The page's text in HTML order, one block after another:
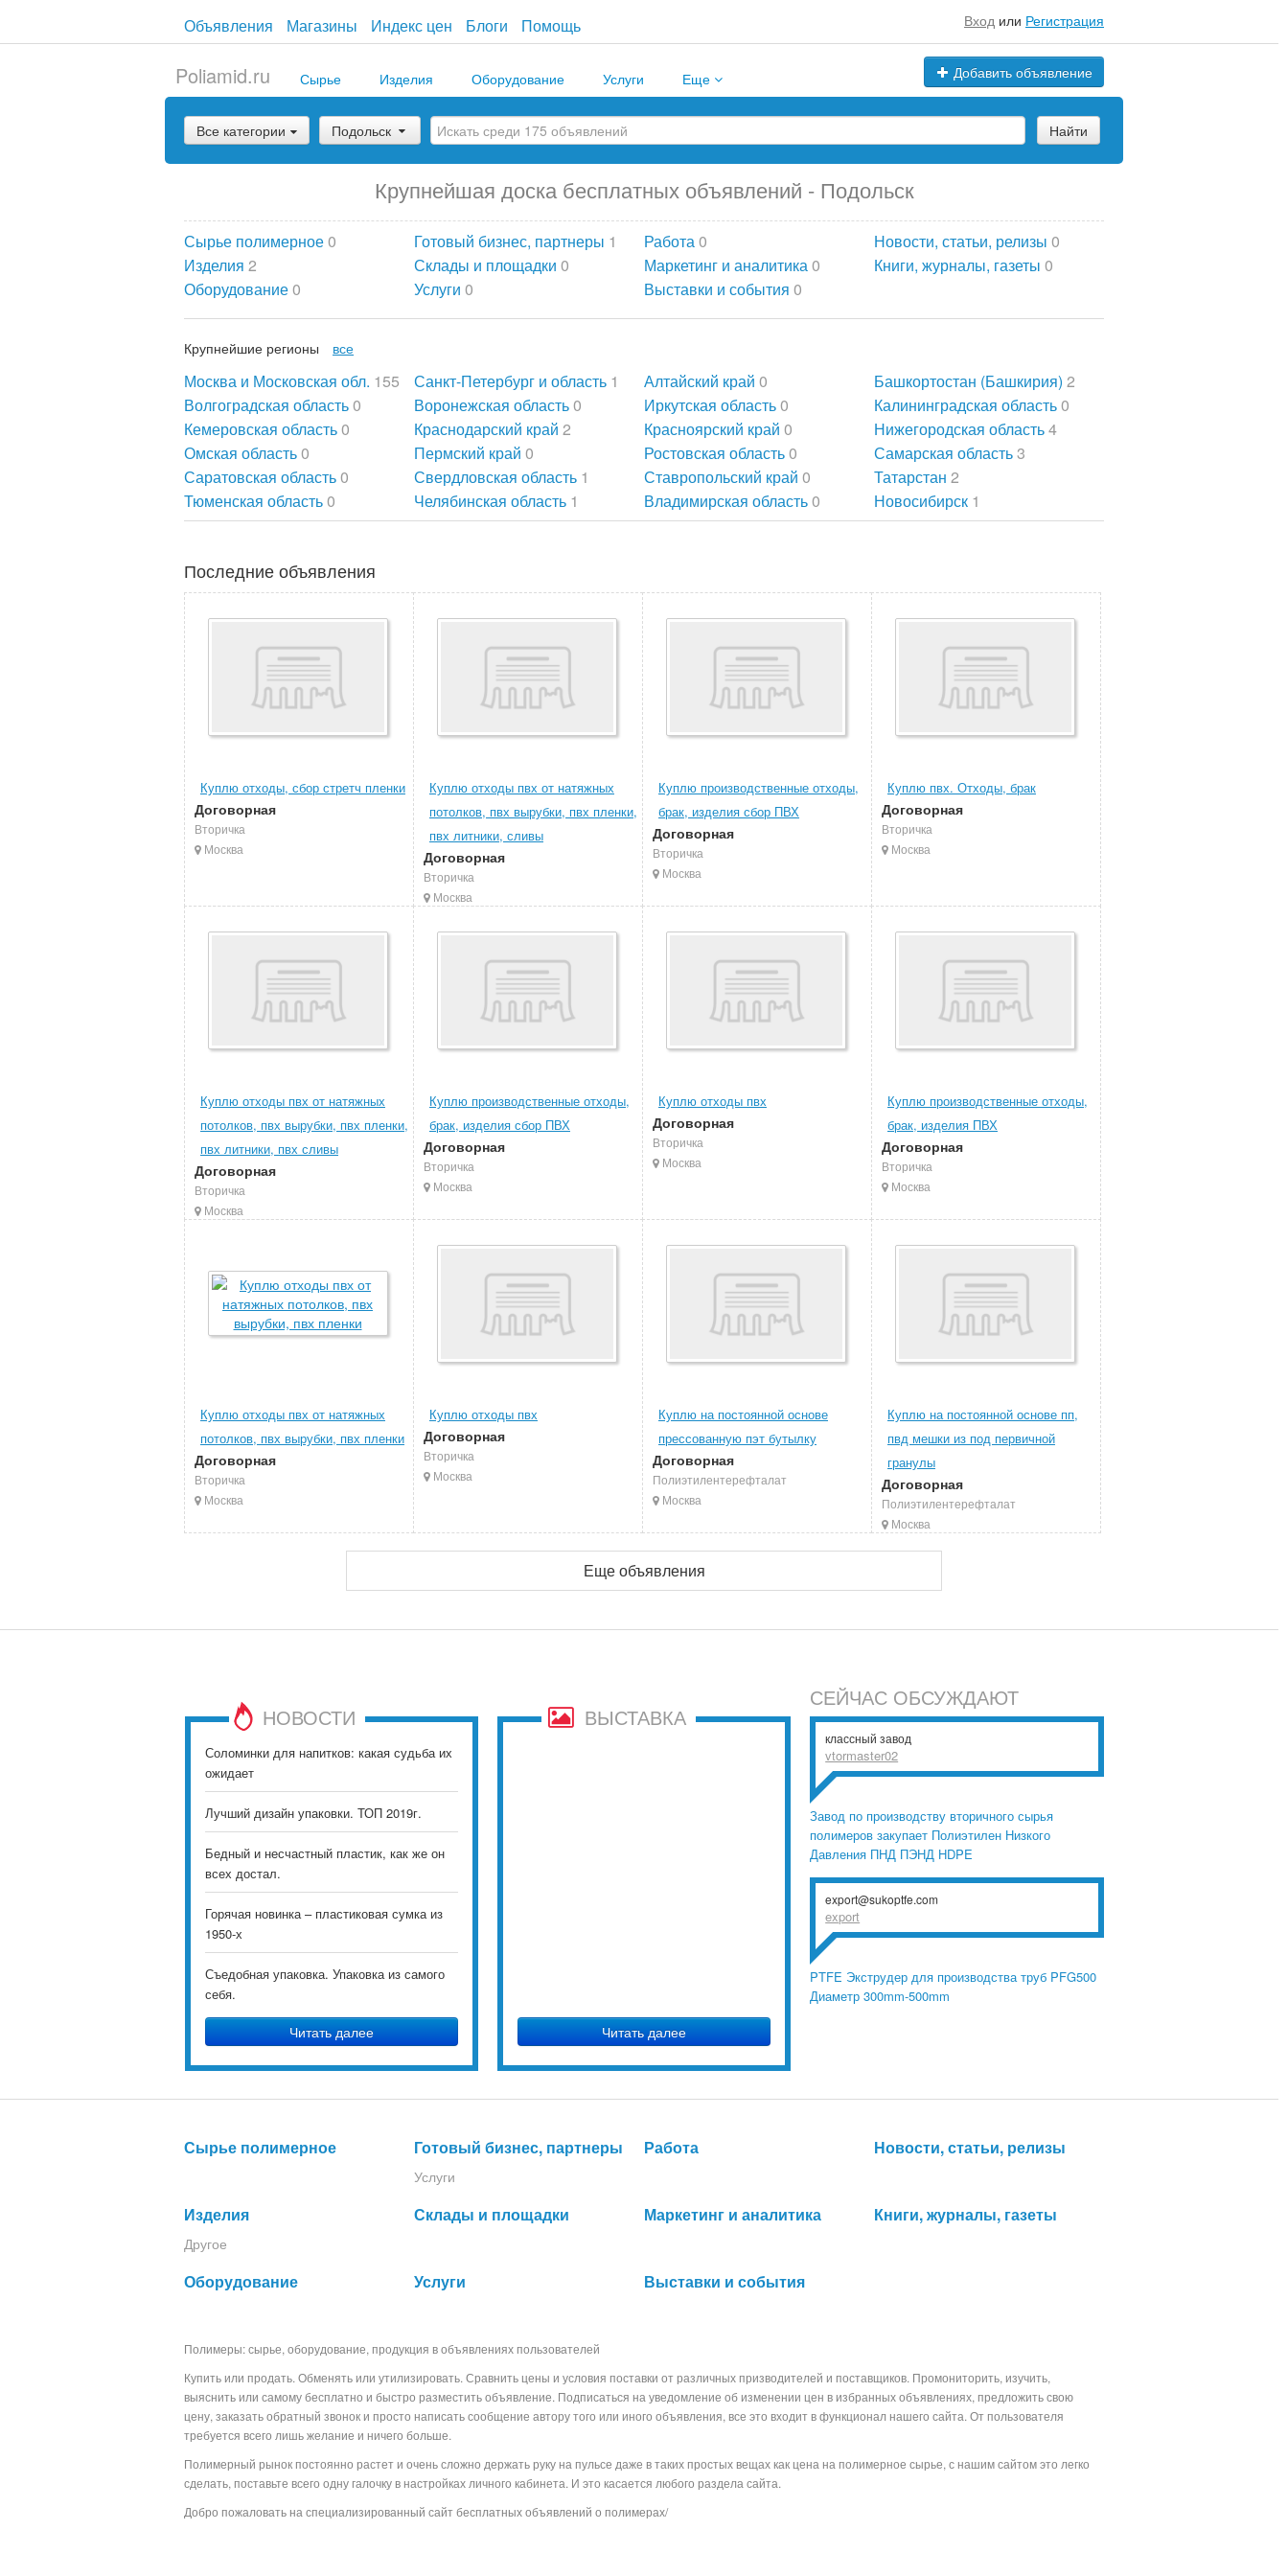
Объявления Магазины Индекс цен Блоги Помощь Вход или Регистрация
Добавить объявление
Poliamid.ru Сырье Изделия Оборудование Услуги Еще
Все категории Подольск Найти
Крупнейшая доска бесплатных объявлений - Подольск
Сырье полимерное0 Готовый бизнес, партнеры 1 Работа0 Новости, статьи, релизы 0
Изделия 2 Склады и площадки 0 Маркетинг и аналитика0 Книги, журналы, газеты 0
Оборудование0 Услуги 0 Выставки и события 0
Крупнейшие регионы все
Москва и Московская обл. 155 Санкт-Петербург и область 1 Алтайский край 0 Башкортостан (Башкирия) 2
Волгоградская область0 Воронежская область0 Иркутская область0 Калининградская область0
Кемеровская область0 Краснодарский край 2 Красноярский край 0 Нижегородская область4
Омская область0 Пермский край 0 Ростовская область0 Самарская область3
Саратовская область0 Свердловская область 1 Ставропольский край 0 Татарстан 2
Тюменская область0 Челябинская область 1 Владимирская область0 Новосибирск 1
Последние объявления
Куплю отходы, сбор стретч пленки
Договорная
Вторичка
Москва
Куплю отходы пвх от натяжных
потолков, пвх вырубки, пвх пленки,
пвх литники, сливы
Договорная
Вторичка
Москва
Куплю производственные отходы,
брак, изделия сбор ПВХ
Договорная
Вторичка
Москва
Куплю пвх. Отходы, брак
Договорная
Вторичка
Москва
Куплю отходы пвх от натяжных
потолков, пвх вырубки, пвх пленки,
пвх литники, пвх сливы
Договорная
Вторичка
Москва
Куплю производственные отходы,
брак, изделия сбор ПВХ
Договорная
Вторичка
Москва
Куплю отходы пвх
Договорная
Вторичка
Москва
Куплю производственные отходы,
брак, изделия ПВХ
Договорная
Вторичка
Москва
Куплю отходы пвх от натяжных
потолков, пвх вырубки, пвх пленки
Договорная
Вторичка
Москва
Куплю отходы пвх
Договорная
Вторичка
Москва
Куплю на постоянной основе
прессованную пэт бутылку
Договорная
Полиэтилентерефталат
Москва
Куплю на постоянной основе пп,
пвд мешки из под первичной
гранулы
Договорная
Полиэтилентерефталат
Москва
Еще объявления
НОВОСТИ
Соломинки для напитков: какая судьба их
ожидает
Лучший дизайн упаковки. ТОП 2019г.
Бедный и несчастный пластик, как же он
всех достал.
Горячая новинка – пластиковая сумка из
1950-х
Съедобная упаковка. Упаковка из самого
себя.
Читать далее
ВЫСТАВКА
Читать далее
СЕЙЧАС ОБСУЖДАЮТ
классный завод
vtormaster02
Завод по производству вторичного сырья
полимеров закупает Полиэтилен Низкого
Давления ПНД ПЭНД HDPE
export@sukoptfe.com
export
PTFE Экструдер для производства труб PFG500
Диаметр 300mm-500mm
Сырье полимерное Готовый бизнес, партнеры
Услуги
Работа Новости, статьи, релизы
Изделия
Другое
Склады и площадки Маркетинг и аналитика Книги, журналы, газеты
Оборудование Услуги Выставки и события
Полимеры: сырье, оборудование, продукция в объявлениях пользователей
Купить или продать. Обменять или утилизировать. Сравнить цены и условия поставки от различных призводителей и поставщиков. Промониторить, изучить,
выяснить или самому бесплатно и быстро разместить объявление. Подписаться на уведомление об изменении цен в избранных объявлениях, предложить свою
цену, заказать обратный звонок и просто написать сообщение автору того или иного объявления, все это входит в функционал нашего сайта. От пользователя
требуется всего лишь желание и ничего больше.
Полимерный рынок постоянно растет и очень сложно держать руку на пульсе даже в таких простых вещах как цена на полимерное сырье, с нашим сайтом это легко
сделать, поставьте всего одну галочку в настройках личного кабинета. И это касается любого раздела сайта.
Добро пожаловать на специализированный сайт бесплатных объявлений о полимерах/